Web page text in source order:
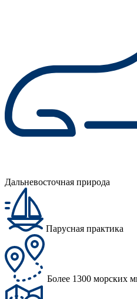
Дальневосточная природа
Парусная практика
Более 1300 морских